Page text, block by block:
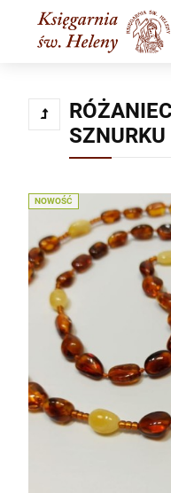
NOWOŚĆ